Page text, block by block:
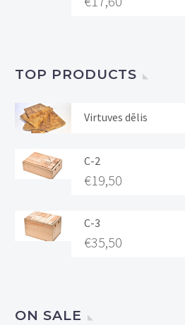
TOP PRODUCTS
Virtuves dēlis
C-2
€19,50
C-3
€35,50
ON SALE